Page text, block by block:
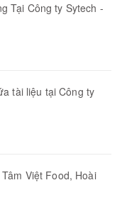
Tại Công ty Sytech -
tài liệu tại Công ty
Việt Food, Hoài